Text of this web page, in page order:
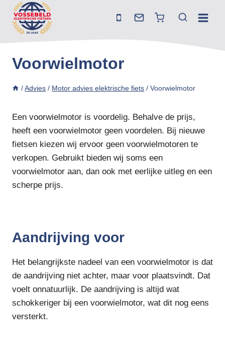
Doorgaan
naar
inhoud
Voorwielmotor
/ Advies / Motor advies elektrische fiets / Voorwielmotor
Een voorwielmotor is voordelig. Behalve de prijs,
heeft een voorwielmotor geen voordelen. Bij nieuwe
fietsen kiezen wij ervoor geen voorwielmotoren te
verkopen. Gebruikt bieden wij soms een
voorwielmotor aan, dan ook met eerlijke uitleg en een
scherpe prijs.
Aandrijving voor
Het belangrijkste nadeel van een voorwielmotor is dat
de aandrijving niet achter, maar voor plaatsvindt. Dat
voelt onnatuurlijk. De aandrijving is altijd wat
schokkeriger bij een voorwielmotor, wat dit nog eens
versterkt.